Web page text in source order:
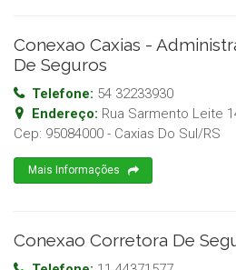
Conexao Caxias -
De Seguros
Telefone: 54 32233930
Endereço: Rua Sarmento Leite
Cep: 95084000 - Caxias Do Sul/RS
Mais Informações
Conexao Corretora De